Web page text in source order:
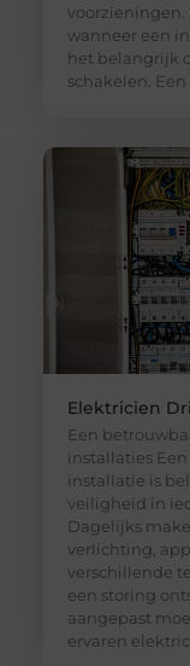
voorzieningen.
wanneer een
het belangrijk
schakelen.
Elektricien
Een
installaties
installatie is
veiligheid in
Dagelijks
verlichting,
verschillende
een storing
aangepast
ervaren